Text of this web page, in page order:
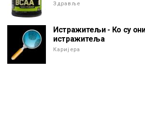
Здравље
Истражитељи - Ко су
истражитеља
Каријера